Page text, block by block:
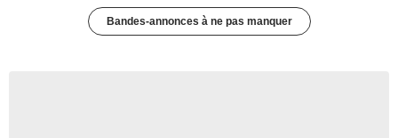
Bandes-annonces à ne pas manquer